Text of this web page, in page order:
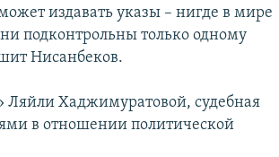
издавать указы – нигде в мире
подконтрольны только одному
Нисанбеков.
Ляйли Хаджимуратовой, судебная
в отношении политической